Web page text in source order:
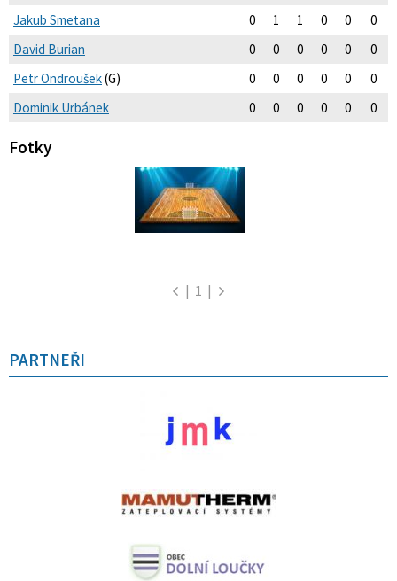
Jakub Smetana
0 1 1 0 0
0
David Burian
0 0 0 0 0
0
Petr Ondroušek(G) 0 0 0 0 0
0
Dominik Urbánek
0 0 0 0 0 0
Fotky
| 1 |
PARTNEŘI